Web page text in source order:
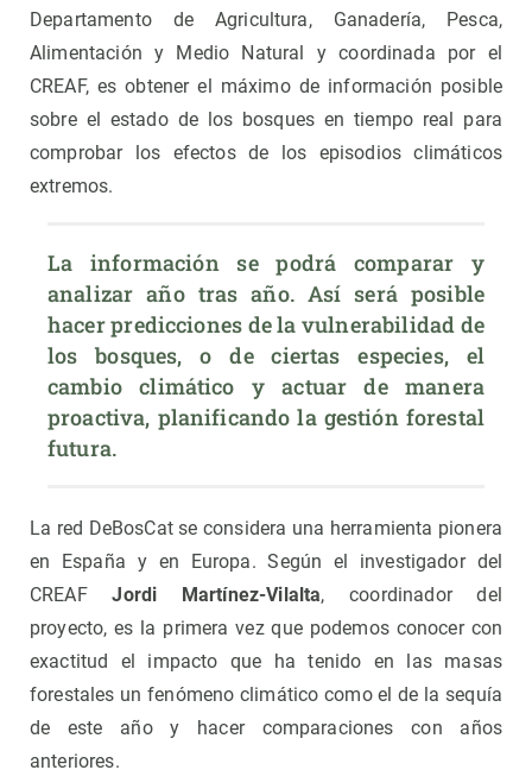
Departamento de Agricultura, Ganadería, Pesca,
Alimentación y Medio Natural y coordinada por el
CREAF, es obtener el máximo de información posible
sobre el estado de los bosques en tiempo real para
comprobar los efectos de los episodios climáticos
extremos.
La información se podrá comparar y
analizar año tras año. Así será posible
hacer predicciones de la vulnerabilidad de
los bosques, o de ciertas especies, el
cambio climático y actuar de manera
proactiva, planificando la gestión forestal
futura.
La red DeBosCat se considera una herramienta pionera
en España y en Europa. Según el investigador del
CREAFJordi Martínez-Vilalta, coordinador del
proyecto, es la primera vez que podemos conocer con
exactitud el impacto que ha tenido en las masas
forestales un fenómeno climático como el de la sequía
de este año y hacer comparaciones con años
anteriores.